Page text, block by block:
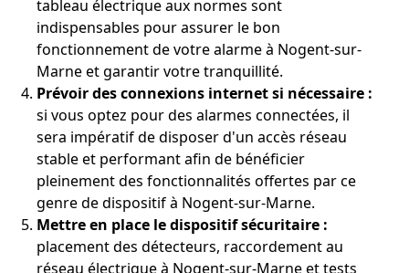
tableau électrique aux normes sont
indispensables pour assurer le bon
fonctionnement de votre alarme à Nogent-sur-
Marne et garantir votre tranquillité.
Prévoir des connexions internet si nécessaire :
si vous optez pour des alarmes connectées, il
sera impératif de disposer d'un accès réseau
stable et performant afin de bénéficier
pleinement des fonctionnalités offertes par ce
genre de dispositif à Nogent-sur-Marne.
Mettre en place le dispositif sécuritaire :
placement des détecteurs, raccordement au
réseau électrique à Nogent-sur-Marne et tests